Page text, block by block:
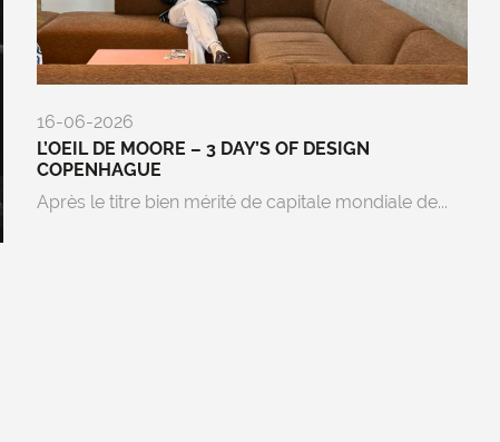
16-06-2026
L’OEIL DE MOORE – 3 DAY’S OF DESIGN
COPENHAGUE
Après le titre bien mérité de capitale mondiale de...